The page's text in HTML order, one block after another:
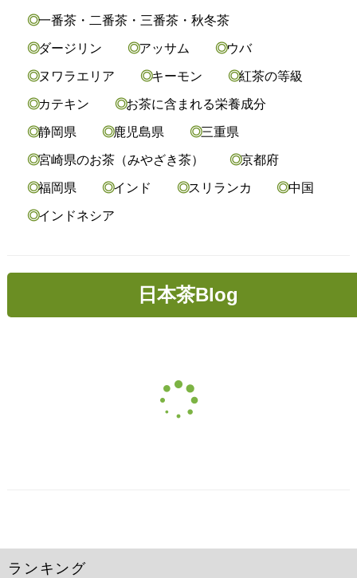
一番茶・二番茶・三番茶・秋冬茶
ダージリン アッサム ウバ
ヌワラエリア キーモン 紅茶の等級
カテキン お茶に含まれる栄養成分
静岡県 鹿児島県 三重県
宮崎県のお茶（みやざき茶） 京都府
福岡県 インド スリランカ 中国
インドネシア
日本茶Blog
ランキング